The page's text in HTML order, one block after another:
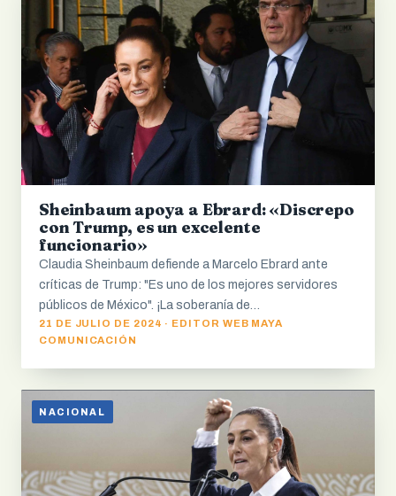
Sheinbaum apoya a Ebrard: «Discrepo
con Trump, es un excelente
funcionario»
Claudia Sheinbaum defiende a Marcelo Ebrard ante
críticas de Trump: "Es uno de los mejores servidores
públicos de México". ¡La soberanía de…
21 DE JULIO DE 2024 · EDITOR WEB MAYA
COMUNICACIÓN
NACIONAL